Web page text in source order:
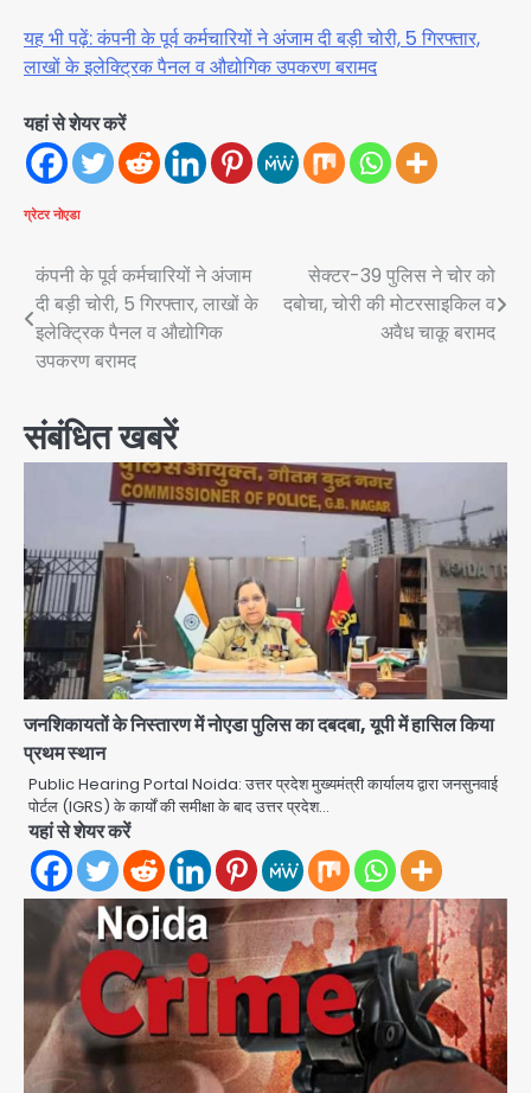
यह भी पढ़ें: कंपनी के पूर्व कर्मचारियों ने अंजाम दी बड़ी चोरी, 5 गिरफ्तार,
लाखों के इलेक्ट्रिक पैनल व औद्योगिक उपकरण बरामद
यहां से शेयर करें
ग्रेटर नोएडा
Post
navigation
कंपनी के पूर्व कर्मचारियों ने अंजाम
दी बड़ी चोरी, 5 गिरफ्तार, लाखों के
इलेक्ट्रिक पैनल व औद्योगिक
उपकरण बरामद
सेक्टर-39 पुलिस ने चोर को
दबोचा, चोरी की मोटरसाइकिल व
अवैध चाकू बरामद
संबंधित खबरें
जनशिकायतों के निस्तारण में नोएडा पुलिस का दबदबा, यूपी में हासिल किया
प्रथम स्थान
Public Hearing Portal Noida: उत्तर प्रदेश मुख्यमंत्री कार्यालय द्वारा जनसुनवाई
पोर्टल (IGRS) के कार्यों की समीक्षा के बाद उत्तर प्रदेश…
यहां से शेयर करें